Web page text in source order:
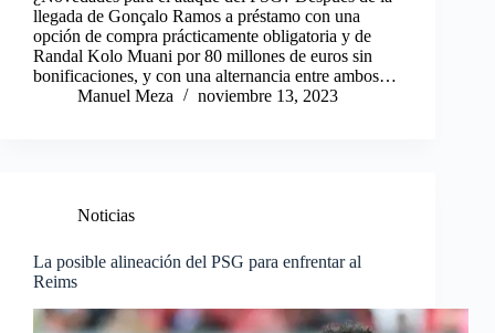
llegada de Gonçalo Ramos a préstamo con una
opción de compra prácticamente obligatoria y de
Randal Kolo Muani por 80 millones de euros sin
bonificaciones, y con una alternancia entre ambos…
Manuel Meza
noviembre 13, 2023
Noticias
La posible alineación del PSG para enfrentar al
Reims